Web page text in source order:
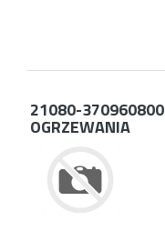
21080-370960800
OGRZEWANIA